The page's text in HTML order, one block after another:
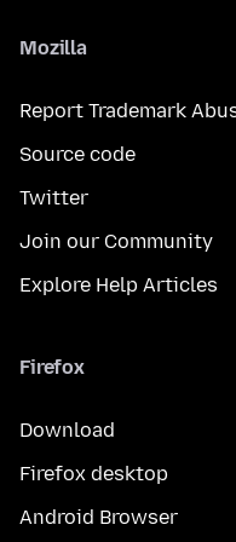
Mozilla
Report Trademark
Source code
Twitter
Join our Community
Explore Help Articles
Firefox
Download
Firefox desktop
Android Browser